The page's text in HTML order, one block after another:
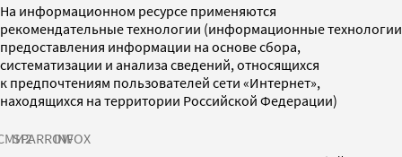
На информационном ресурсе применяются
рекомендательные технологии (информационные технологии
предоставления информации на основе сбора,
систематизации и анализа сведений, относящихся
к предпочтениям пользователей сети «Интернет»,
находящихся на территории Российской Федерации)
SPARROWINFOX